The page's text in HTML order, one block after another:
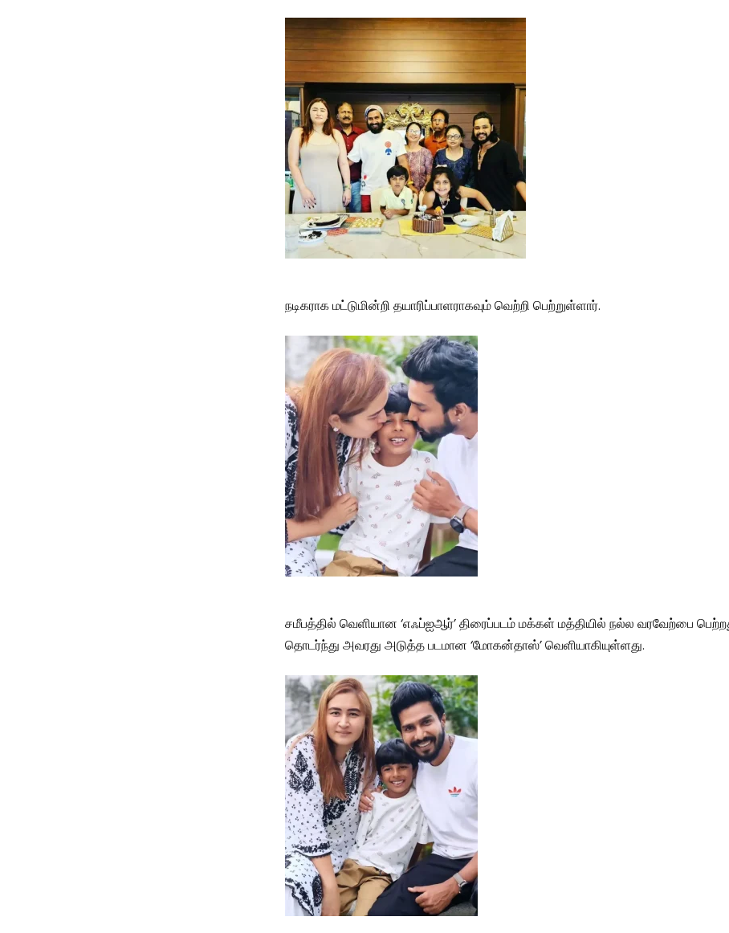
நடிகராக மட்டுமின்றி தயாரிப்பாளராகவும் வெற்றி பெற்றுள்ளார்.
சமீபத்தில் வெளியான ‘எஃப்ஐஆர்’ திரைப்படம் மக்கள் மத்தியில் நல்ல வரவேற்பை
தொடர்ந்து அவரது அடுத்த படமான ‘மோகன்தாஸ்’ வெளியாகியுள்ளது.